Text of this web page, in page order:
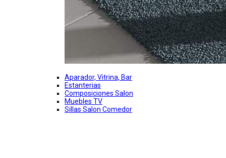
Aparador, Vitrina, Bar
Estanterias
Composiciones Salon
Muebles TV
Sillas Salon Comedor